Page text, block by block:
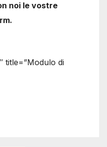
noi le vostre
title=”Modulo di